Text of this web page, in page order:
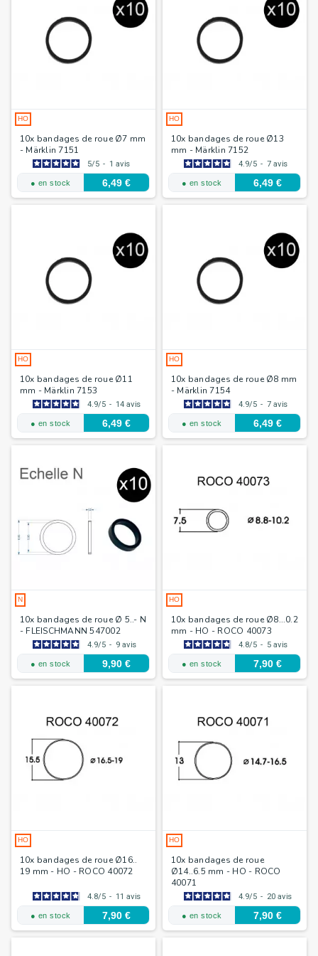
HO
10x bandages de roue Ø7 mm
- Märklin 7151
5/5 - 1 avis
● en stock 6,49 €
HO
10x bandages de roue Ø13
mm - Märklin 7152
4.9/5 - 7 avis
● en stock 6,49 €
HO
10x bandages de roue Ø11
mm - Märklin 7153
4.9/5 - 14 avis
● en stock 6,49 €
HO
10x bandages de roue Ø8 mm
- Märklin 7154
4.9/5 - 7 avis
● en stock 6,49 €
N
10x bandages de roue Ø 5..- N
- FLEISCHMANN 547002
4.9/5 - 9 avis
● en stock 9,90 €
HO
10x bandages de roue Ø8...0.2
mm - HO - ROCO 40073
4.8/5 - 5 avis
● en stock 7,90 €
HO
10x bandages de roue Ø16..
19 mm - HO - ROCO 40072
4.8/5 - 11 avis
● en stock 7,90 €
HO
10x bandages de roue
Ø14..6.5 mm - HO - ROCO
40071
4.9/5 - 20 avis
● en stock 7,90 €